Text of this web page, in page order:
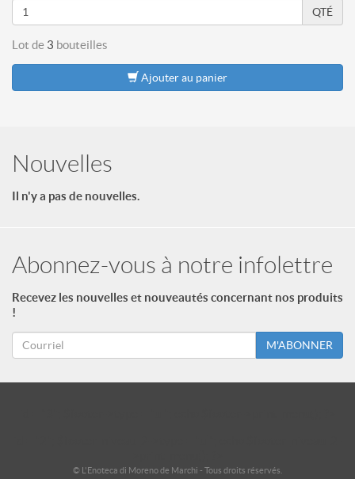
QTÉ
Lot de 3 bouteilles
Ajouter au panier
Nouvelles
Il n'y a pas de nouvelles.
Abonnez-vous à notre infolettre
Recevez les nouvelles et nouveautés concernant nos produits
!
M'ABONNER
© L'Enoteca di Moreno de Marchi - Tous droits réservés.